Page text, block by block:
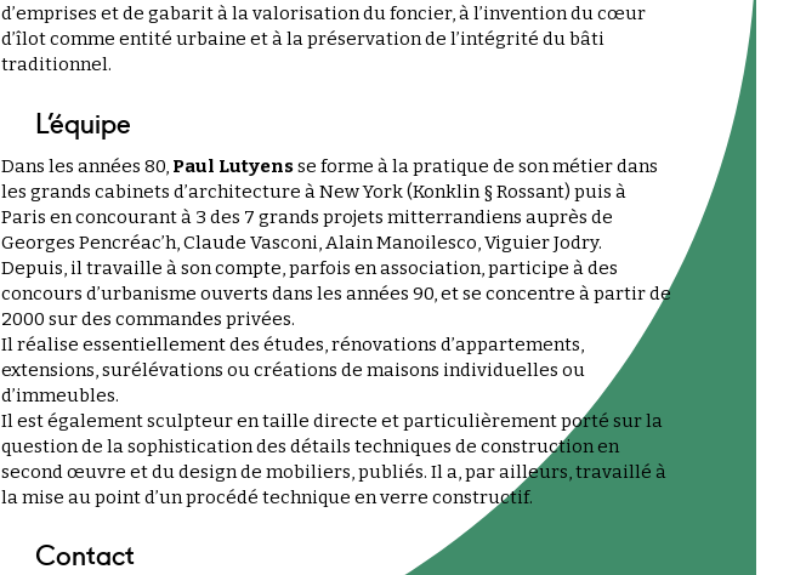
d’emprises et de gabarit à la valorisation du foncier, à l’invention du cœur
d’îlot comme entité urbaine et à la préservation de l’intégrité du bâti
traditionnel.
L’équipe
Dans les années 80, Paul Lutyensse forme à la pratique de son métier dans
les grands cabinets d’architecture à New York (Konklin § Rossant) puis à
Paris en concourant à 3 des 7 grands projets mitterrandiens auprès de
Georges Pencréac’h, Claude Vasconi, Alain Manoilesco, Viguier Jodry.
Depuis, il travaille à son compte, parfois en association, participe à des
concours d’urbanisme ouverts dans les années 90, et se concentre à partir de
2000 sur des commandes privées.
Il réalise essentiellement des études, rénovations d’appartements,
extensions, surélévations ou créations de maisons individuelles ou
d’immeubles.
Il est également sculpteur en taille directe et particulièrement porté sur la
question de la sophistication des détails techniques de construction en
second œuvre et du design de mobiliers, publiés. Il a, par ailleurs, travaillé à
la mise au point d’un procédé technique en verre constructif.
Contact